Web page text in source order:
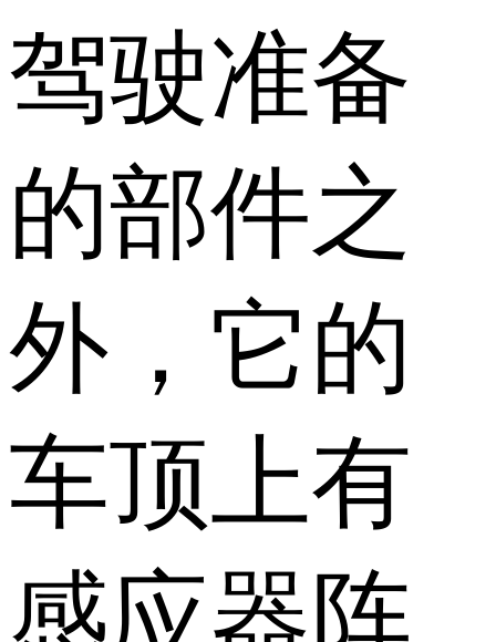
驾驶准备
的部件之
外，它的
车顶上有
感应器阵